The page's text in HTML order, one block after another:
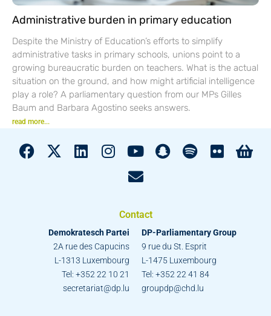
Administrative burden in primary education
Despite the Ministry of Education’s efforts to simplify
administrative tasks in primary schools, unions point to a
growing bureaucratic burden on teachers. What is the actual
situation on the ground, and how might artificial intelligence
play a role? A parliamentary question from our MPs Gilles
Baum and Barbara Agostino seeks answers.
read more...
Contact
Demokratesch Partei
2A rue des Capucins
L-1313 Luxembourg
Tel: +352 22 10 21
secretariat@dp.lu
DP-Parliamentary Group
9 rue du St. Esprit
L-1475 Luxembourg
Tel: +352 22 41 84
groupdp@chd.lu